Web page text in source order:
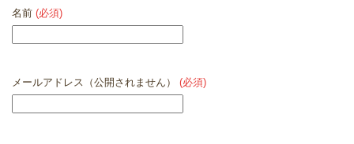
名前 (必須)
メールアドレス（公開されません） (必須)